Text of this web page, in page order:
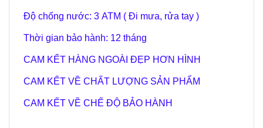
Độ chống nước: 3 ATM ( Đi mưa, rửa tay )
Thời gian bảo hành: 12 tháng
CAM KẾT HÀNG NGOÀI ĐẸP HƠN HÌNH
CAM KẾT VỀ CHẤT LƯỢNG SẢN PHẨM
CAM KẾT VỀ CHẾ ĐỘ BẢO HÀNH